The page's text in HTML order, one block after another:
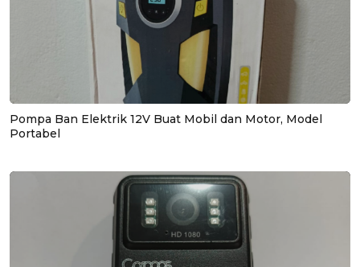
Pompa Ban Elektrik 12V Buat Mobil dan Motor, Model
Portabel